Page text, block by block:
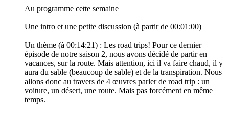
Au programme cette semaine
Une intro et une petite discussion (à partir de 00:01:00)
Un thème (à 00:14:21) : Les road trips! Pour ce dernier
épisode de notre saison 2, nous avons décidé de partir en
vacances, sur la route. Mais attention, ici il va faire chaud, il y
aura du sable (beaucoup de sable) et de la transpiration. Nous
allons donc au travers de 4 œuvres parler de road trip : un
voiture, un désert, une route. Mais pas forcément en même
temps.